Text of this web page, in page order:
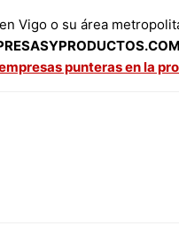
Vigo o su área
punteras en la